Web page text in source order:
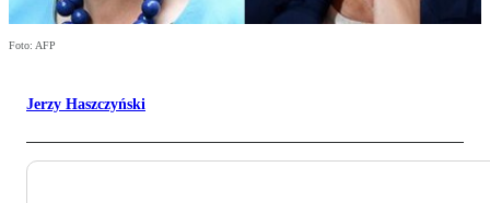
Foto: AFP
Jerzy Haszczyński